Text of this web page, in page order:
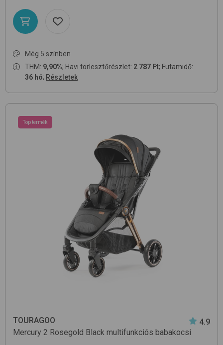
Még 5 színben
THM: 9,90%; Havi törlesztőrészlet: 2 787 Ft; Futamidő:
36 hó; Részletek
Top termék
TOURAGOO
4.9
Mercury 2 Rosegold Black multifunkciós babakocsi